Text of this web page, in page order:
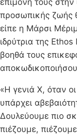
προσωπικής ζωής
είπε η Μάρσι
ιδρύτρια της
βοηθά τους
«Η γενιά Χ, όταν
υπάρχει
Δουλεύουμε πιο
πιέζουμε,